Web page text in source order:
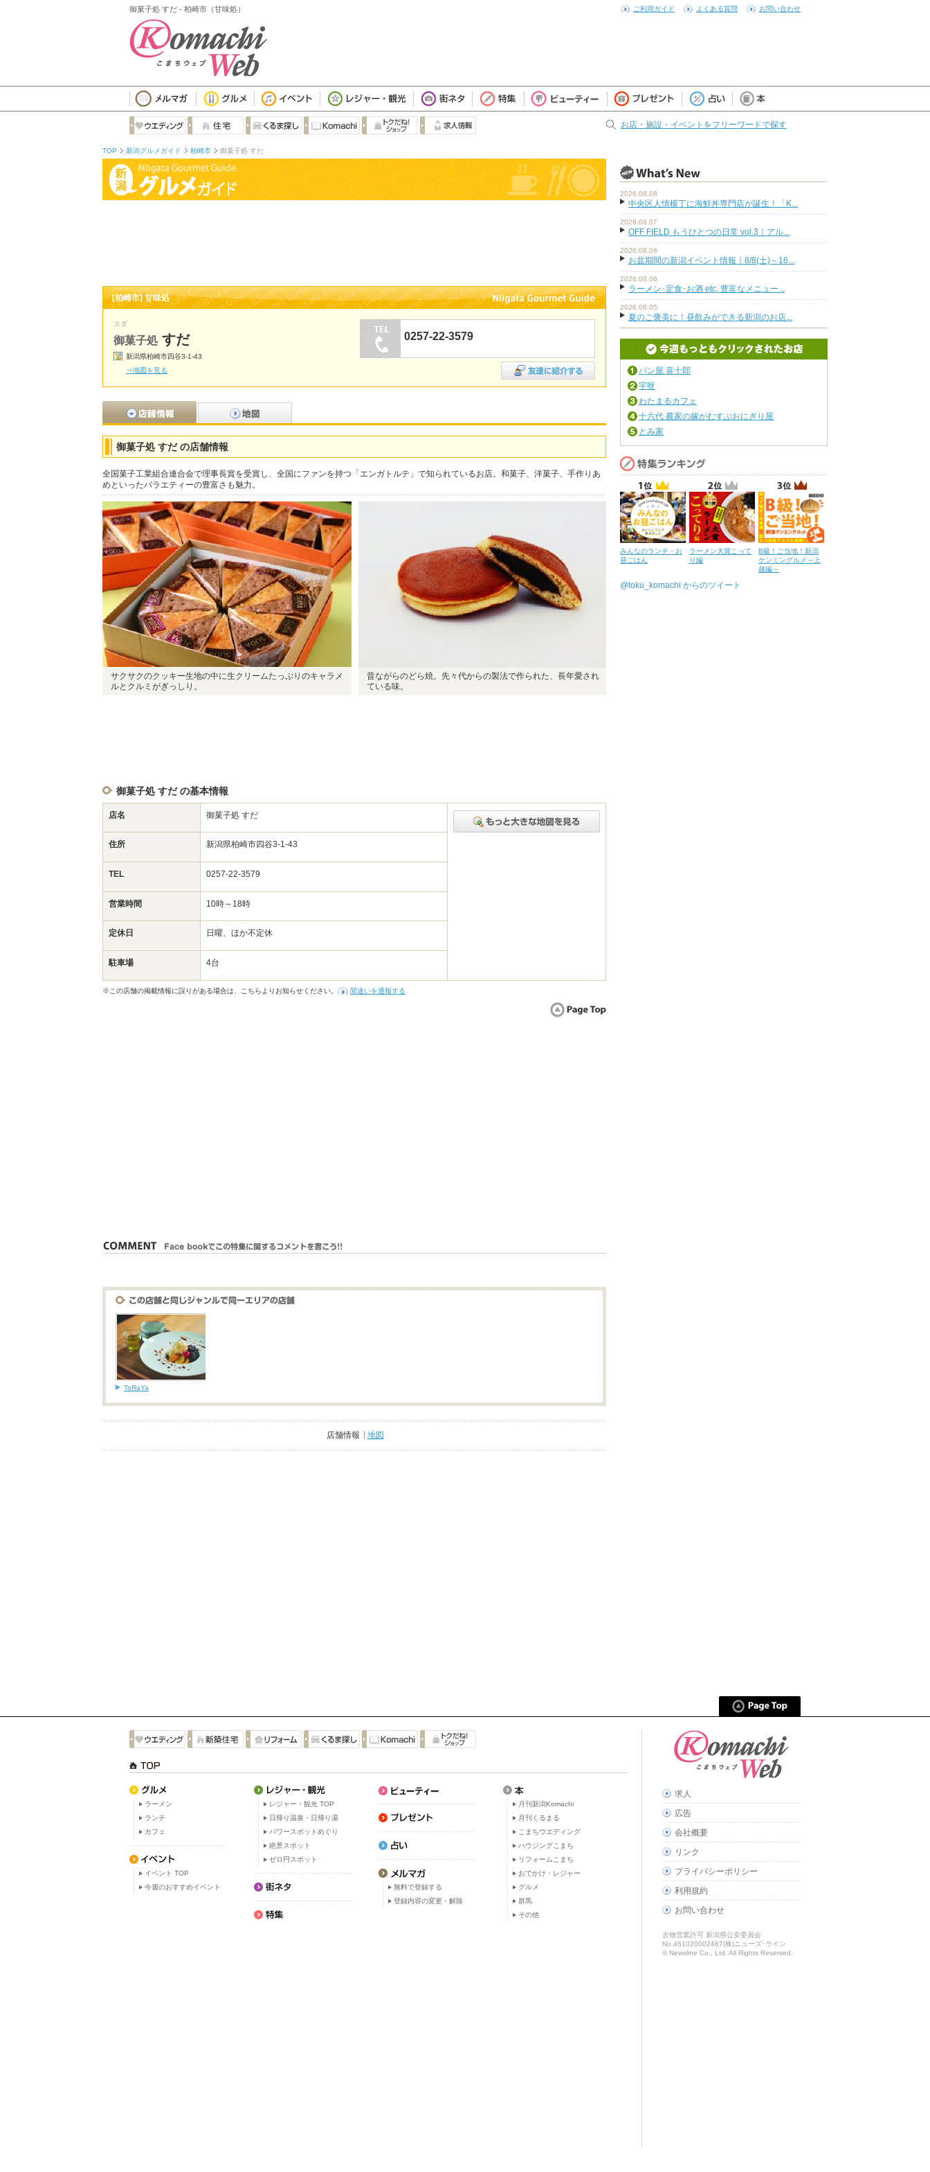
御菓子処 すだ - 柏崎市（甘味処） ご利用ガイド よくある質問 お問い合わせ
お店・施設・イベントをフリーワードで探す
TOP 新潟グルメガイド 柏崎市 御菓子処 すだ
[柏崎市] 甘味処
スダ
御菓子処 すだ
新潟県柏崎市四谷3-1-43
⇒地図を見る
0257-22-3579
御菓子処 すだ の店舗情報
全国菓子工業組合連合会で理事長賞を受賞し、全国にファンを持つ「エンガトルテ」で知られているお店。和菓子、洋菓子、手作りあ
めといったバラエティーの豊富さも魅力。
サクサクのクッキー生地の中に生クリームたっぷりのキャラメ
ルとクルミがぎっしり。
昔ながらのどら焼。先々代からの製法で作られた、長年愛され
ている味。
御菓子処 すだ の基本情報
店名 御菓子処 すだ
住所 新潟県柏崎市四谷3-1-43
TEL 0257-22-3579
営業時間 10時～18時
定休日 日曜、ほか不定休
駐車場 4台
※この店舗の掲載情報に誤りがある場合は、こちらよりお知らせください。 間違いを通報する
ToRaYa
店舗情報 地図
2026.08.08
中央区人情横丁に海鮮丼専門店が誕生！「K...
2026.08.07
OFF FIELD もうひとつの日常 vol.3｜アル...
2026.08.06
お盆期間の新潟イベント情報｜8/8(土)～16...
2026.08.06
ラーメン･定食･お酒 etc. 豊富なメニュー...
2026.08.05
夏のご褒美に！昼飲みができる新潟のお店...
パン屋 喜十郎
宇呀
わたまるカフェ
十六代 農家の嫁がむすぶおにぎり屋
とみ家
みんなのランチ・お
昼ごはん
ラーメン大賞こって
り編
B級！ご当地！新潟
ケンミングルメ～上
越編～
@toku_komachi からのツイート
ラーメン
ランチ
カフェ
イベント TOP
今週のおすすめイベント
レジャー・観光 TOP
日帰り温泉・日帰り湯
パワースポットめぐり
絶景スポット
ゼロ円スポット
無料で登録する
登録内容の変更・解除
月刊新潟Komachi
月刊くるまる
こまちウエディング
ハウジングこまち
リフォームこまち
おでかけ・レジャー
グルメ
群馬
その他
求人
広告
会社概要
リンク
プライバシーポリシー
利用規約
お問い合わせ
古物営業許可 新潟県公安委員会
No.461020002467(株)ニューズ･ライン
© Newsline Co., Ltd. All Rights Reserved.